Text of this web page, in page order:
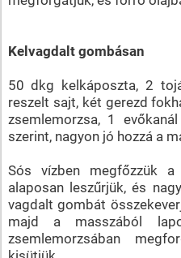
Kelvagdalt gombásan
50 dkg kelkáposzta, 2
reszelt sajt, két gerezd
zsemlemorzsa, 1
szerint, nagyon jó hozzá a
Sós vízben megfőzzük a
alaposan leszűrjük, és
vagdalt gombát
majd a masszából
zsemlemorzsában